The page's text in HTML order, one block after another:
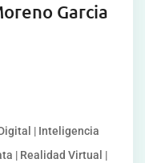
Garcia
| Inteligencia
| Realidad Virtual |